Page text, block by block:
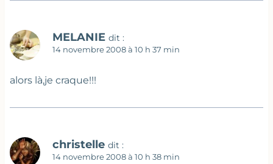
MELANIE dit :
14 novembre 2008 à 10 h 37 min
alors là,je craque!!!
christelle dit :
14 novembre 2008 à 10 h 38 min